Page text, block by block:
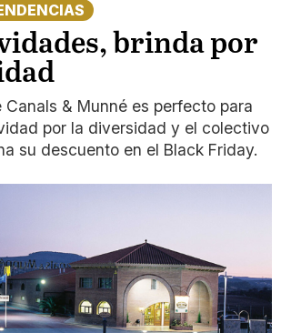
brinda por
Canals & Munné es perfecto para
por la diversidad y el colectivo
su descuento en el Black Friday.